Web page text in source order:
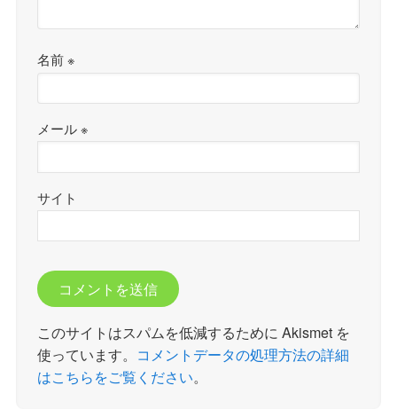
名前※
メール※
サイト
このサイトはスパムを低減するために Akismet を
使っています。 コメントデータの処理方法の詳細
はこちらをご覧ください。